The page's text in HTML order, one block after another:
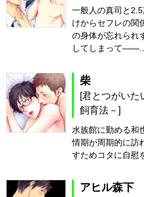
一般人の真司と
けからセフレの関
の身体が忘れられ
してしまって
柴
[君とつがいた
飼育法－]
水族館に勤める和
情期が周期的に訪
すためコタに自慰
アヒル森下